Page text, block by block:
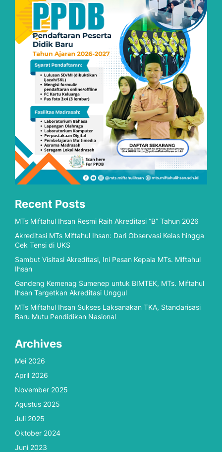
Recent Posts
MTs Miftahul Ihsan Resmi Raih Akreditasi “B” Tahun 2026
Akreditasi MTs Miftahul Ihsan: Dari Observasi Kelas hingga
Cek Tensi di UKS
Sambut Visitasi Akreditasi, Ini Pesan Kepala MTs. Miftahul
Ihsan
Gandeng Kemenag Sumenep untuk BIMTEK, MTs. Miftahul
Ihsan Targetkan Akreditasi Unggul
MTs Miftahul Ihsan Sukses Laksanakan TKA, Standarisasi
Baru Mutu Pendidikan Nasional
Archives
Mei 2026
April 2026
November 2025
Agustus 2025
Juli 2025
Oktober 2024
Juni 2023